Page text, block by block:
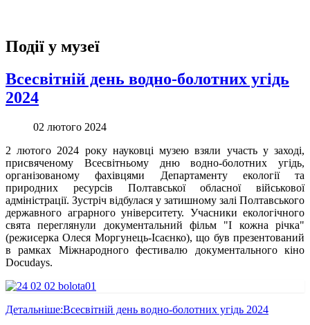
Події у музеї
Всесвітній день водно-болотних угідь
2024
02 лютого 2024
2 лютого 2024 року науковці музею взяли участь у заході,
присвяченому Всесвітньому дню водно-болотних угідь,
організованому фахівцями Департаменту екології та
природних ресурсів Полтавської обласної військової
адміністрації. Зустріч відбулася у затишному залі Полтавського
державного аграрного університету. Учасники екологічного
свята переглянули документальний фільм "І кожна річка"
(режисерка Олеся Моргунець-Ісаєнко), що був презентований
в рамках Міжнародного фестивалю документального кіно
Docudays.
Детальніше:Всесвітній день водно-болотних угідь 2024